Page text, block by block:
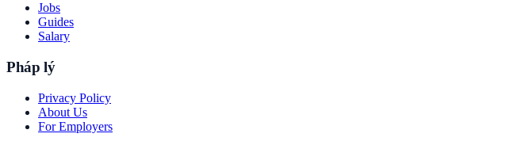
Jobs
Guides
Salary
Pháp lý
Privacy Policy
About Us
For Employers